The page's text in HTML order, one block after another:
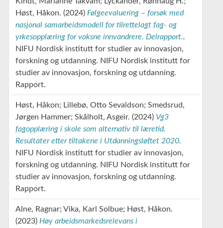
Høst, Håkon (2024) Følgeevaluering – forsøk med
nasjonal samarbeidsmodell for tilrettelagt fag- og
yrkesopplæring for voksne innvandrere. Delrapport..
NIFU Nordisk institutt for studier av innovasjon,
forskning og utdanning. NIFU Nordisk institutt for
studier av innovasjon, forskning og utdanning.
Rapport.
Høst, Håkon Lillebø, Otto Sevaldson Smedsrud,
Jørgen Hammer Skålholt, Asgeir (2024) Vg3
fagopplæring i skole som alternativ til læretid.
Resultater etter tiltakene i Utdanningsløftet 2020.
NIFU Nordisk institutt for studier av innovasjon,
forskning og utdanning. NIFU Nordisk institutt for
studier av innovasjon, forskning og utdanning.
Rapport.
Alne, Ragnar Vika, Karl Solbue
Høst, Håkon
(2023) Høy arbeidsmarkedsrelevans i